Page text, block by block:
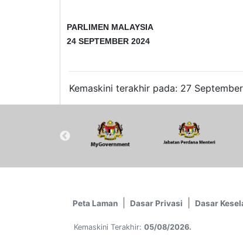
PARLIMEN MALAYSIA
24 SEPTEMBER 2024
Kemaskini terakhir pada: 27
Peta Laman Dasar Privasi Dasar
Kemaskini Terakhir: 05/08/2026.